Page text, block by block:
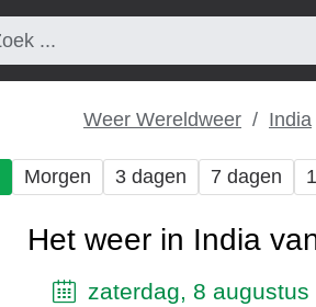
Weer Wereldweer India
Morgen 3 dagen 7 dagen
Het weer in India
zaterdag, 8 augustus